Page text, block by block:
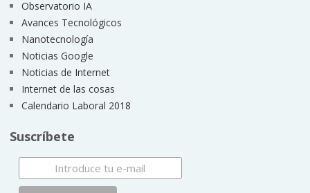
Observatorio IA
Avances Tecnológicos
Nanotecnología
Noticias Google
Noticias de Internet
Internet de las cosas
Calendario Laboral 2018
Suscríbete